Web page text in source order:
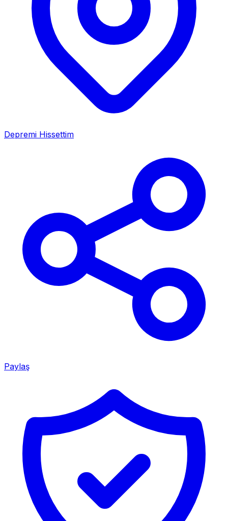
Depremi Hissettim
Paylaş